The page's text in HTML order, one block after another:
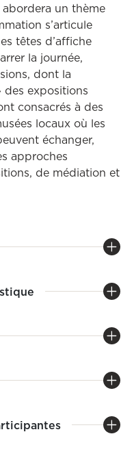
un thème
s’articule
têtes d’affiche
la journée,
dont la
des expositions
consacrés à des
locaux où les
échanger,
approches
de médiation et